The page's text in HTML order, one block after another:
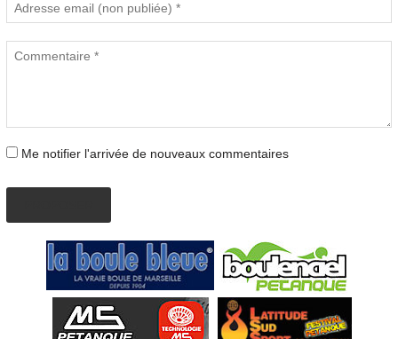
Me notifier l'arrivée de nouveaux commentaires